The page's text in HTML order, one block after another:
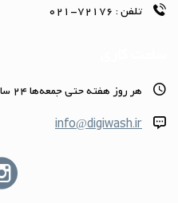
تلفن : 72176-021
هر روز هفته حتى جمعه‌ها 24 ساعته
info@digiwash.ir